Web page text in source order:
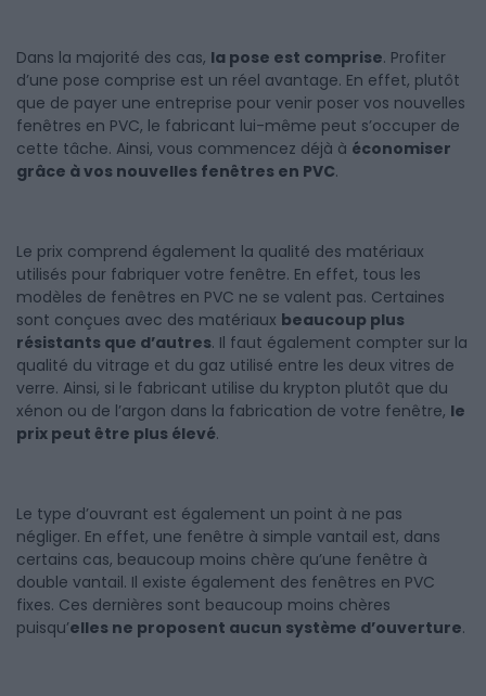
Dans la majorité des cas, la pose est comprise. Profiter
d’une pose comprise est un réel avantage. En effet, plutôt
que de payer une entreprise pour venir poser vos nouvelles
fenêtres en PVC, le fabricant lui-même peut s’occuper de
cette tâche. Ainsi, vous commencez déjà à économiser
grâce à vos nouvelles fenêtres en PVC.
Le prix comprend également la qualité des matériaux
utilisés pour fabriquer votre fenêtre. En effet, tous les
modèles de fenêtres en PVC ne se valent pas. Certaines
sont conçues avec des matériaux beaucoup plus
résistants que d’autres. Il faut également compter sur la
qualité du vitrage et du gaz utilisé entre les deux vitres de
verre. Ainsi, si le fabricant utilise du krypton plutôt que du
xénon ou de l’argon dans la fabrication de votre fenêtre, le
prix peut être plus élevé.
Le type d’ouvrant est également un point à ne pas
négliger. En effet, une fenêtre à simple vantail est, dans
certains cas, beaucoup moins chère qu’une fenêtre à
double vantail. Il existe également des fenêtres en PVC
fixes. Ces dernières sont beaucoup moins chères
puisqu’elles ne proposent aucun système d’ouverture.